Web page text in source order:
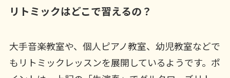
リトミックはどこで習えるの？
大手音楽教室や、個人ピアノ教室、幼児教室などで
もリトミックレッスンを展開しているようです。ポ